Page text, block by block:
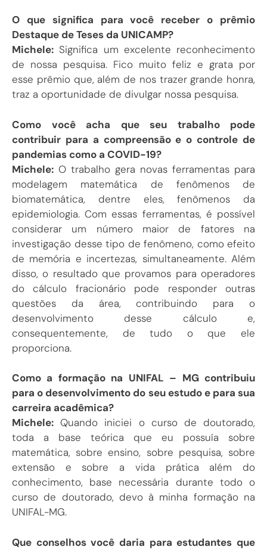
O que significa para você receber o prêmio
Destaque de Teses da UNICAMP?
Michele: Significa um excelente reconhecimento
de nossa pesquisa. Fico muito feliz e grata por
esse prêmio que, além de nos trazer grande honra,
traz a oportunidade de divulgar nossa pesquisa.
Como você acha que seu trabalho pode
contribuir para a compreensão e o controle de
pandemias como a COVID-19?
Michele: O trabalho gera novas ferramentas para
modelagem matemática de fenômenos de
biomatemática, dentre eles, fenômenos da
epidemiologia. Com essas ferramentas, é possível
considerar um número maior de fatores na
investigação desse tipo de fenômeno, como efeito
de memória e incertezas, simultaneamente. Além
disso, o resultado que provamos para operadores
do cálculo fracionário pode responder outras
questões da área, contribuindo para o
desenvolvimento desse cálculo e,
consequentemente, de tudo o que ele
proporciona.
Como a formação na UNIFAL – MG contribuiu
para o desenvolvimento do seu estudo e para sua
carreira acadêmica?
Michele: Quando iniciei o curso de doutorado,
toda a base teórica que eu possuía sobre
matemática, sobre ensino, sobre pesquisa, sobre
extensão e sobre a vida prática além do
conhecimento, base necessária durante todo o
curso de doutorado, devo à minha formação na
UNIFAL-MG.
Que conselhos você daria para estudantes que